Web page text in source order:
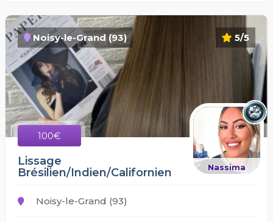
5/5
Noisy-le-Grand (93)
100€
Nassima
Lissage
Brésilien/Indien/Californien
Noisy-le-Grand (93)